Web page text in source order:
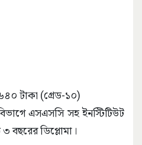
টাকা (গ্রেড-১০)
এসএসসি সহ ইনস্টিটিউট
বছরের ডিপ্লোমা।